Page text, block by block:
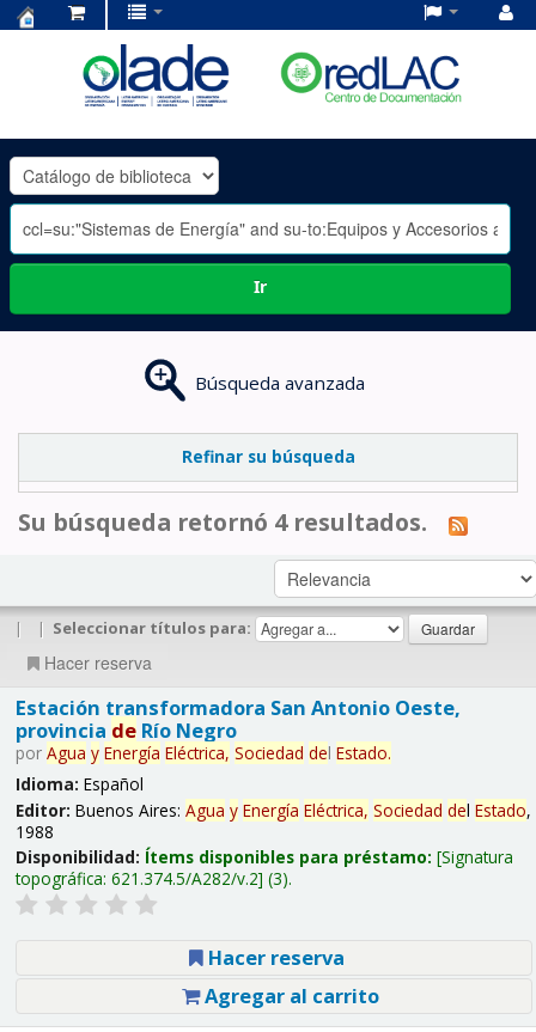
OLADE
-
Ir
Búsqueda avanzada
Refinar su búsqueda
Su búsqueda retornó 4 resultados.
| | Seleccionar títulos para:
Hacer reserva
Estación transformadora San Antonio Oeste,
provincia deRío Negro
por Agua y Energía Eléctrica, Sociedad del Estado.
Idioma: Español
Editor: Buenos Aires: Agua y Energía Eléctrica, Sociedad del Estado,
1988
Disponibilidad: Ítems disponibles para préstamo: Signatura
topográfica: 621.374.5/A282/v.2 (3).
Hacer reserva
Agregar al carrito